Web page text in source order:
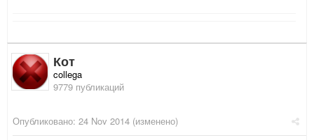
Кот
collega
9779 публикаций
Опубликовано: 24 Nov 2014 (изменено)